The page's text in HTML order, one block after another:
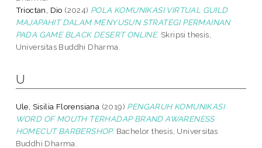
Trioctan, Dio (2024) POLA KOMUNIKASI VIRTUAL GUILD
MAJAPAHIT DALAM MENYUSUN STRATEGI PERMAINAN
PADA GAME BLACK DESERT ONLINE. Skripsi thesis,
Universitas Buddhi Dharma.
U
Ule, Sisilia Florensiana (2019) PENGARUH KOMUNIKASI
WORD OF MOUTH TERHADAP BRAND AWARENESS
HOMECUT BARBERSHOP. Bachelor thesis, Universitas
Buddhi Dharma.